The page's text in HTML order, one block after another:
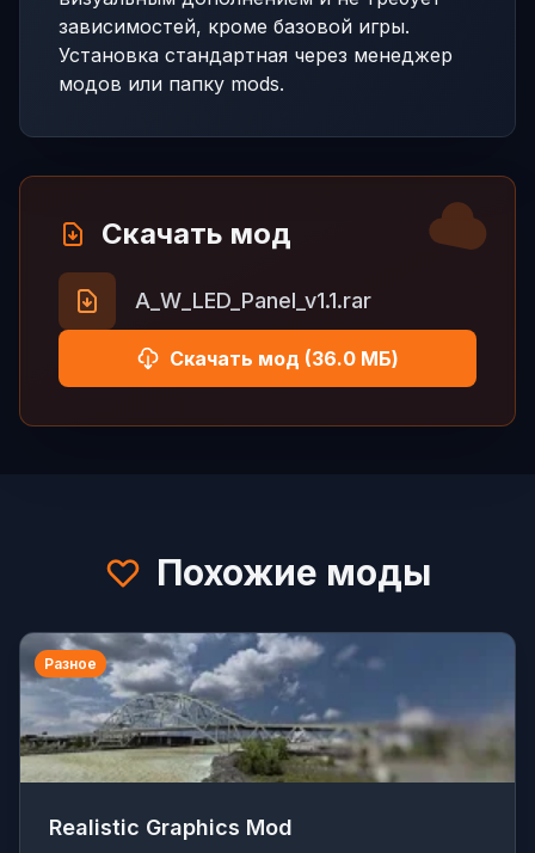
зависимостей, кроме базовой игры.
Установка стандартная через менеджер
модов или папку mods.
Скачать мод
A_W_LED_Panel_v1.1.rar
Скачать мод (36.0 МБ)
Похожие моды
Разное
Realistic Graphics Mod